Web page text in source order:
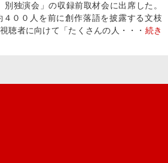
別独演会」の収録前取材会に出席した。
００人を前に創作落語を披露する文枝
聴者に向けて「たくさんの人・・・ 続き